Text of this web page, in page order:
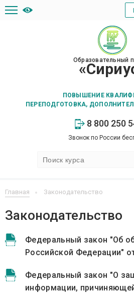
Образовательный
ПОВЫШЕНИЕ
ПЕРЕПОДГОТОВКА,
8 800 250
Звонок по России
Главная Законодательство
Законодательство
Федеральный закон "Об
Российской Федерации"
Федеральный закон "О
информации,